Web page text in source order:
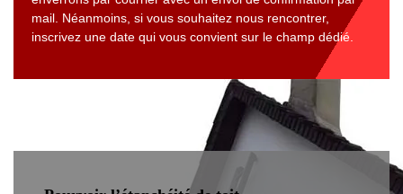
mail. Néanmoins, si vous souhaitez nous rencontrer,
inscrivez une date qui vous convient sur le champ dédié.